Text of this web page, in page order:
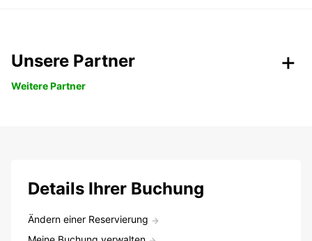
Unsere Partner
Weitere Partner
Details Ihrer Buchung
Ändern einer Reservierung